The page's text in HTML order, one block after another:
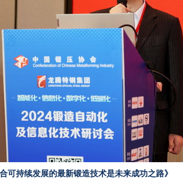
可持续发展的最新锻造技术是未来成功之路》